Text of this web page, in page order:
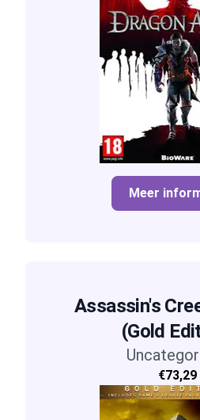
Meer
Assassin's
(Gold
€73,29